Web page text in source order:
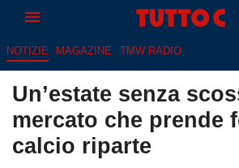
NOTIZIE MAGAZINE TMW RADIO
Un’estate senza
mercato che prende
calcio riparte